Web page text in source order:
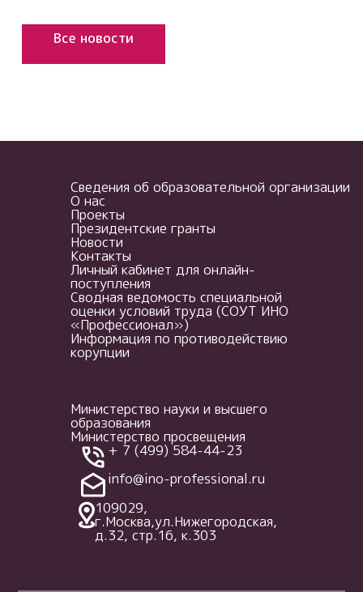
Все новости
Сведения об образовательной организации
О нас
Проекты
Президентские гранты
Новости
Контакты
Личный кабинет для онлайн-
поступления
Сводная ведомость специальной
оценки условий труда (СОУТ ИНО
«Профессионал»)
Информация по противодействию
корупции
Министерство науки и высшего
образования
Министерство просвещения
+ 7 (499) 584-44-23
info@ino-professional.ru
109029,
г.Москва,ул.Нижегородская,
д.32, стр.16, к.303